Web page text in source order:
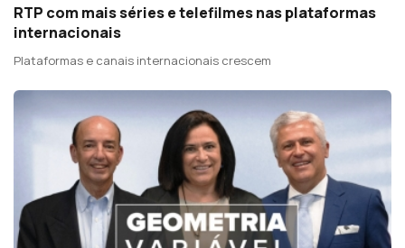
RTP com mais séries e telefilmes nas plataformas
internacionais
Plataformas e canais internacionais crescem